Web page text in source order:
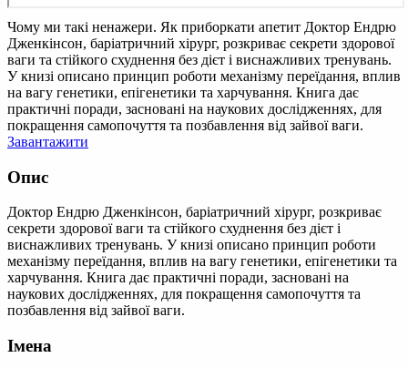
Чому ми такі ненажери. Як приборкати апетит Доктор Ендрю
Дженкінсон, баріатричний хірург, розкриває секрети здорової
ваги та стійкого схуднення без дієт і виснажливих тренувань.
У книзі описано принцип роботи механізму переїдання, вплив
на вагу генетики, епігенетики та харчування. Книга дає
практичні поради, засновані на наукових дослідженнях, для
покращення самопочуття та позбавлення від зайвої ваги.
Завантажити
Опис
Доктор Ендрю Дженкінсон, баріатричний хірург, розкриває
секрети здорової ваги та стійкого схуднення без дієт і
виснажливих тренувань. У книзі описано принцип роботи
механізму переїдання, вплив на вагу генетики, епігенетики та
харчування. Книга дає практичні поради, засновані на
наукових дослідженнях, для покращення самопочуття та
позбавлення від зайвої ваги.
Імена